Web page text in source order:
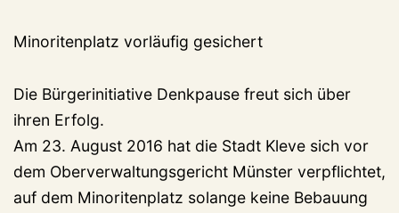
Minoritenplatz vorläufig gesichert
Die Bürgerinitiative Denkpause freut sich über
ihren Erfolg.
Am 23. August 2016 hat die Stadt Kleve sich vor
dem Oberverwaltungsgericht Münster verpflichtet,
auf dem Minoritenplatz solange keine Bebauung